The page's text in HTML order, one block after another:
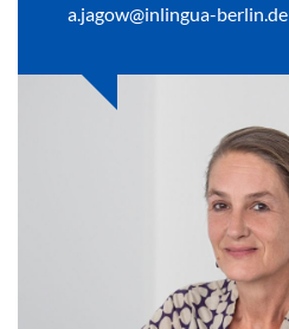
a.jagow@inlingua-berlin.de